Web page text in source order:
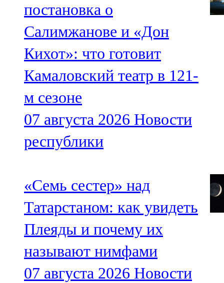
постановка о
Салимжанове и «Дон
Кихот»: что готовит
Камаловский театр в 121-
м сезоне
07 августа 2026 Новости
республики
«Семь сестер» над
Татарстаном: как увидеть
Плеяды и почему их
называют нимфами
07 августа 2026 Новости